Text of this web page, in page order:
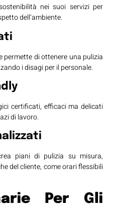
nei suoi servizi per
dell’ambiente.
permette di ottenere una pulizia
i disagi per il personale.
certificati, efficaci ma delicati
di lavoro.
piani di pulizia su misura,
del cliente, come orari flessibili
Per Gli